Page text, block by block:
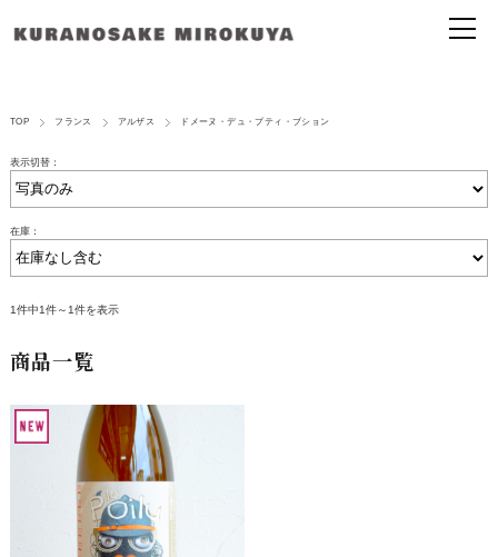
TOP フランス アルザス ドメーヌ・デュ・プティ・ブション
表示切替：
在庫：
1件中1件～1件を表示
商品一覧